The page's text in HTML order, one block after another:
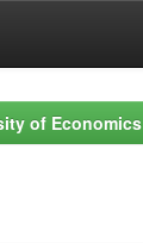
of Economics